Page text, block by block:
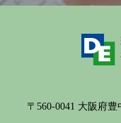
〒560-0041 大阪府